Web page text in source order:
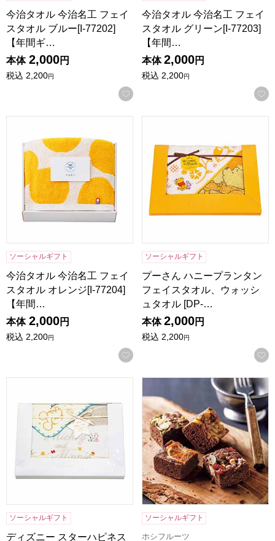
今治タオル 今治名工 フェイ
スタオル ブルー[I-77202]
【年間ギ…
本体 2,000円
税込 2,200円
お気に入りに登録する
今治タオル 今治名工 フェイ
スタオル グリーン[I-77203]
【年間…
本体 2,000円
税込 2,200円
ソーシャルギフト
今治タオル 今治名工 フェイ
スタオル オレンジ[I-77204]
【年間…
本体 2,000円
税込 2,200円
お気に入りに登録する
ソーシャルギフト
プーさん ハニープランタン
フェイスタオル、ウォッシ
ュタオル [DP-…
本体 2,000円
税込 2,200円
ディズニー スターハピネス フェイスタオル、ウォッシュタ
ソーシャルギフト
ディズニー スターハピネス
ホシフルーツ ナッツとドラ
ソーシャルギフト
ホシフルーツ